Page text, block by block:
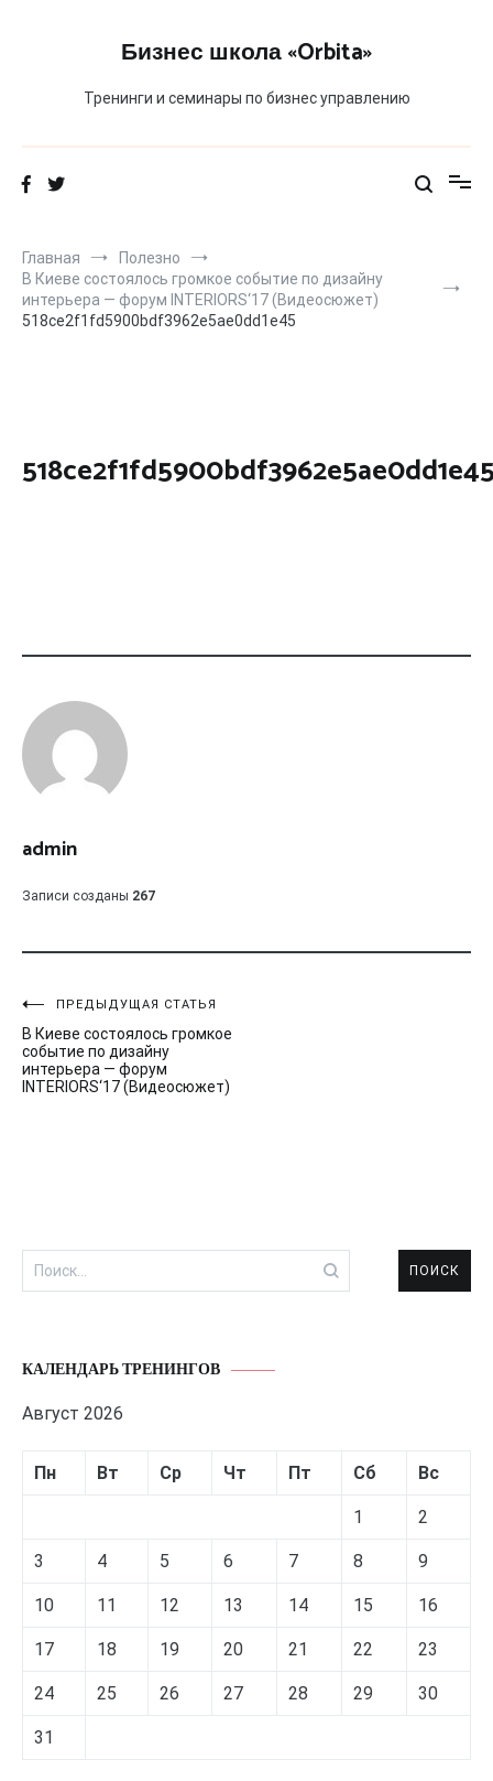
Бизнес школа «Orbita»
Тренинги и семинары по бизнес управлению
Главная
Полезно
В Киеве состоялось громкое событие по дизайну
интерьера — форум INTERIORS‘17 (Видеосюжет)
518ce2f1fd5900bdf3962e5ae0dd1e45
admin
Записи созданы 267
Навигация
по
записям
ПРЕДЫДУЩАЯ СТАТЬЯ
В Киеве состоялось громкое
событие по дизайну
интерьера — форум
INTERIORS‘17 (Видеосюжет)
Найти:
КАЛЕНДАРЬ ТРЕНИНГОВ
Август 2026
Пн Вт Ср Чт Пт Сб Вс
1 2
3 4 5 6 7 8 9
10 11 12 13 14 15 16
17 18 19 20 21 22 23
24 25 26 27 28 29 30
31